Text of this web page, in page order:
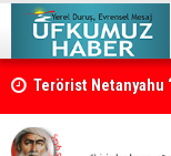
Terörist Netanyahu